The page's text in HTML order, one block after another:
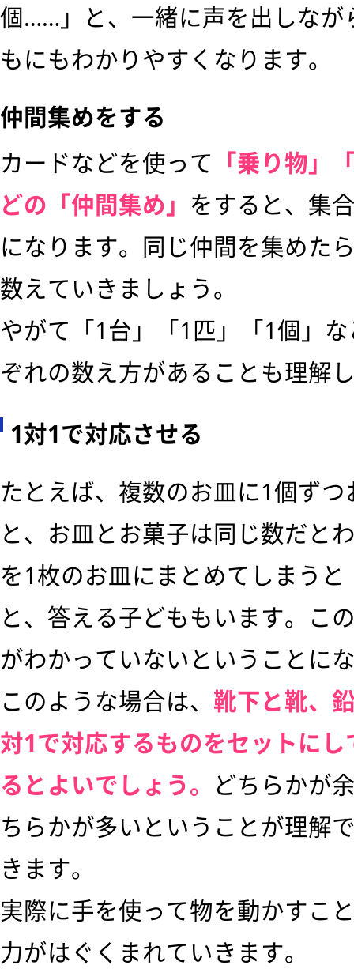
個……」と、一緒に声を出しなが
もにもわかりやすくなります。
仲間集めをする
カードなどを使って 「乗り物」
どの「仲間集め」 をすると、集
になります。同じ仲間を集めた
数えていきましょう。
やがて「1台」「1匹」「1個」
ぞれの数え方があることも理解
1対1で対応させる
たとえば、複数のお皿に1個ず
と、お皿とお菓子は同じ数だと
を1枚のお皿にまとめてしまう
と、答える子どももいます。こ
がわかっていないということに
このような場合は、 靴下と靴、
対1で対応するものをセットに
るとよいでしょう。 どちらかが
ちらかが多いということが理解
きます。
実際に手を使って物を動かすこ
力がはぐくまれていきます。